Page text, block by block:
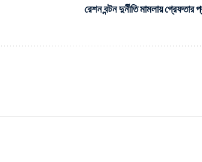
রেশন বন্টন দুর্নীতি মামলায় গ্রেফতার